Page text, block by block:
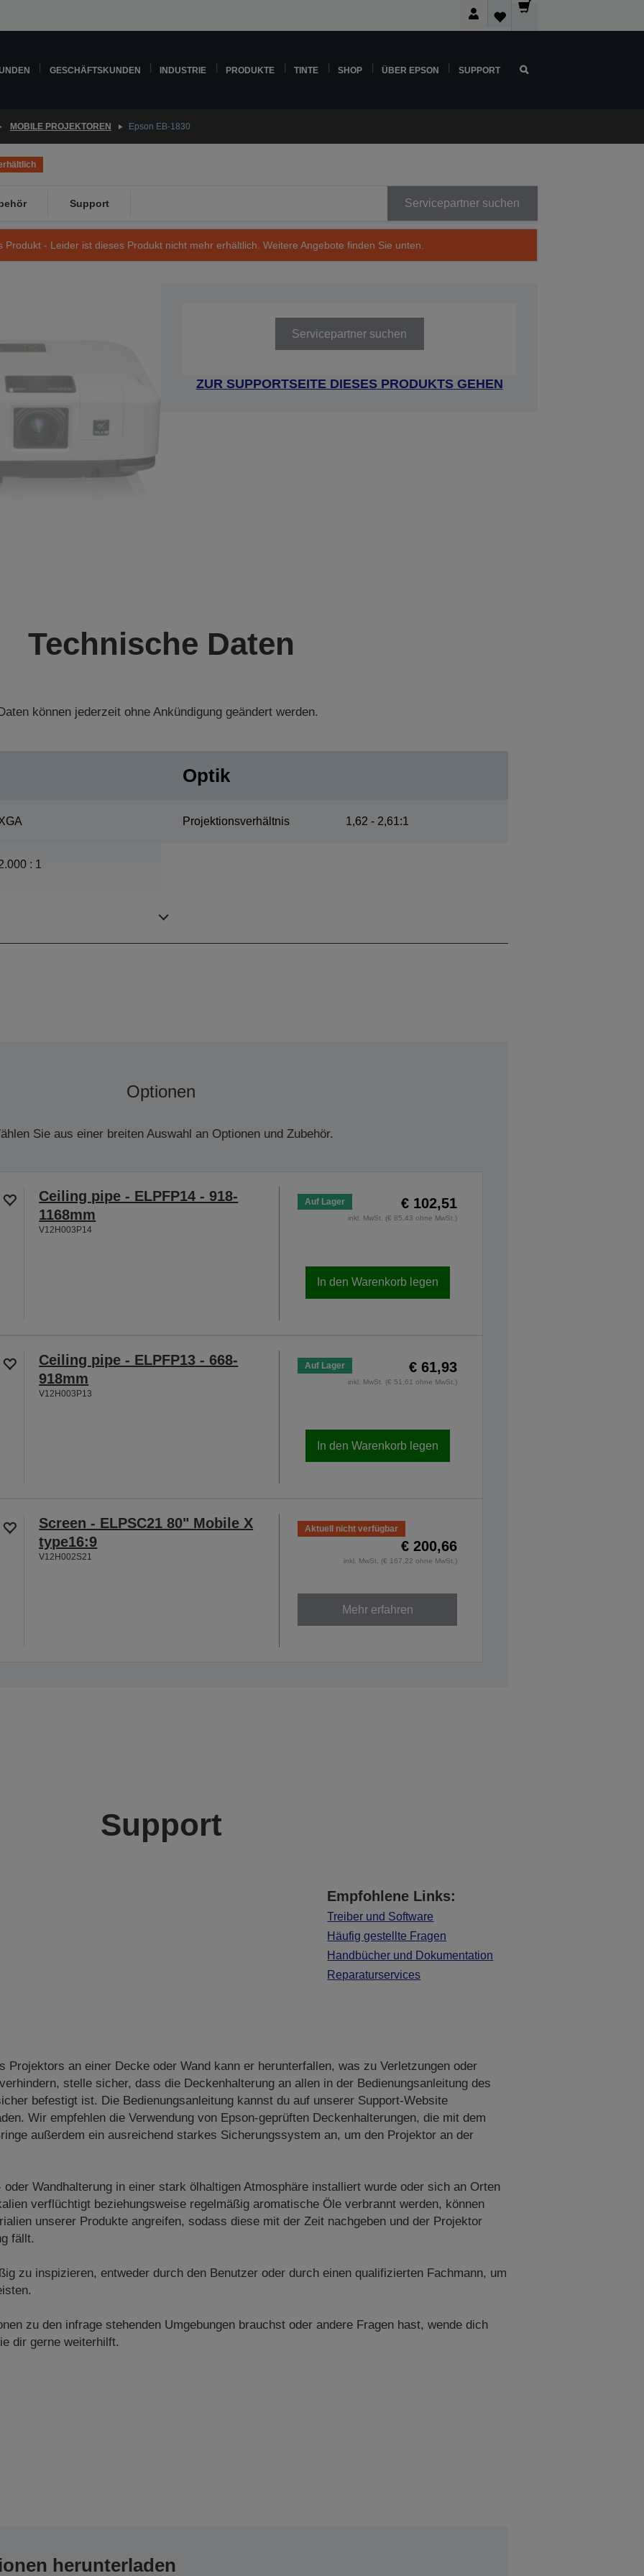
GESCHÄFTSKUNDEN INDUSTRIE PRODUKTE TINTE SHOP ÜBER EPSON SUPPORT
MOBILE PROJEKTOREN Epson EB-1830
Support Servicepartner suchen
Produkt - Leider ist dieses Produkt nicht mehr erhältlich. Weitere Angebote finden Sie unten.
Servicepartner suchen
ZUR SUPPORTSEITE DIESES PRODUKTS GEHEN
Technische Daten
können jederzeit ohne Ankündigung geändert werden.
: 1
Optik
Projektionsverhältnis 1,62 - 2,61:1
Optionen
Sie aus einer breiten Auswahl an Optionen und Zubehör.
Ceiling pipe - ELPFP14 - 918-
1168mm
V12H003P14
Auf Lager € 102,51
inkl. MwSt. (€ 85,43 ohne MwSt.)
In den Warenkorb legen
Ceiling pipe - ELPFP13 - 668-
918mm
V12H003P13
Auf Lager € 61,93
inkl. MwSt. (€ 51,61 ohne MwSt.)
In den Warenkorb legen
Screen - ELPSC21 80" Mobile X
type16:9
V12H002S21
Aktuell nicht verfügbar
€ 200,66
inkl. MwSt. (€ 167,22 ohne MwSt.)
Mehr erfahren
Support
Empfohlene Links:
Treiber und Software
Häufig gestellte Fragen
Handbücher und Dokumentation
Reparaturservices
Projektors an einer Decke oder Wand kann er herunterfallen, was zu Verletzungen oder
stelle sicher, dass die Deckenhalterung an allen in der Bedienungsanleitung des
befestigt ist. Die Bedienungsanleitung kannst du auf unserer Support-Website
Wir empfehlen die Verwendung von Epson-geprüften Deckenhalterungen, die mit dem
außerdem ein ausreichend starkes Sicherungssystem an, um den Projektor an der
Wandhalterung in einer stark ölhaltigen Atmosphäre installiert wurde oder sich an Orten
verflüchtigt beziehungsweise regelmäßig aromatische Öle verbrannt werden, können
unserer Produkte angreifen, sodass diese mit der Zeit nachgeben und der Projektor
fällt.
zu inspizieren, entweder durch den Benutzer oder durch einen qualifizierten Fachmann, um
zu den infrage stehenden Umgebungen brauchst oder andere Fragen hast, wende dich
dir gerne weiterhilft.
herunterladen